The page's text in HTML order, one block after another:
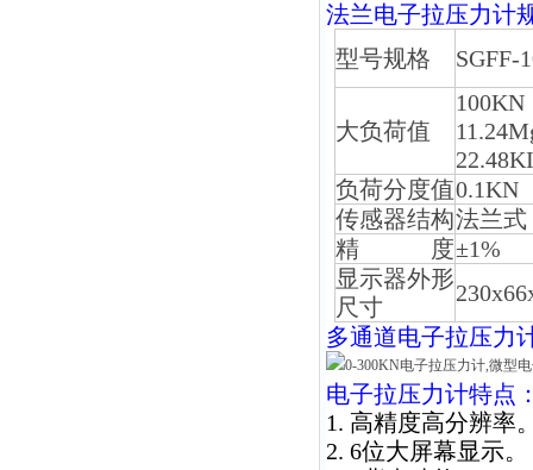
法兰电子拉压力计
型号规格
SGFF-
大负荷值
100KN
负荷分度值0.1KN
传感器结构法兰式
精 度±1%
显示器外形
尺寸
多通道电子拉压力
电子拉压力计特点
1. 高精度高分辨率
2. 6位大屏幕显示。